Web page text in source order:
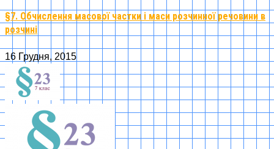
§7. Обчислення масової частки і маси розчинної речовини в
розчині
16 Грудня, 2015